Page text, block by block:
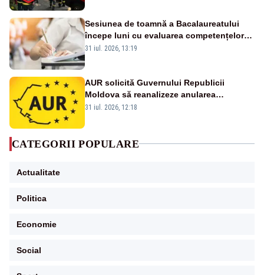
Sesiunea de toamnă a Bacalaureatului
începe luni cu evaluarea competențelor
orale la Limba română
31 iul. 2026, 13:19
AUR solicită Guvernului Republicii
Moldova să reanalizeze anularea
concertului de Ziua Limbii Române
31 iul. 2026, 12:18
CATEGORII POPULARE
Actualitate
Politica
Economie
Social